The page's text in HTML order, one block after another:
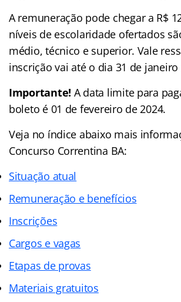
A remuneração pode chegar a R$
níveis de escolaridade ofertados
médio, técnico e superior. Vale
inscrição vai até o dia 31 de janeiro
Importante! A data limite para
boleto é 01 de fevereiro de 2024.
Veja no índice abaixo mais
Concurso Correntina BA:
Situação atual
Remuneração e benefícios
Inscrições
Cargos e vagas
Etapas de provas
Materiais gratuitos